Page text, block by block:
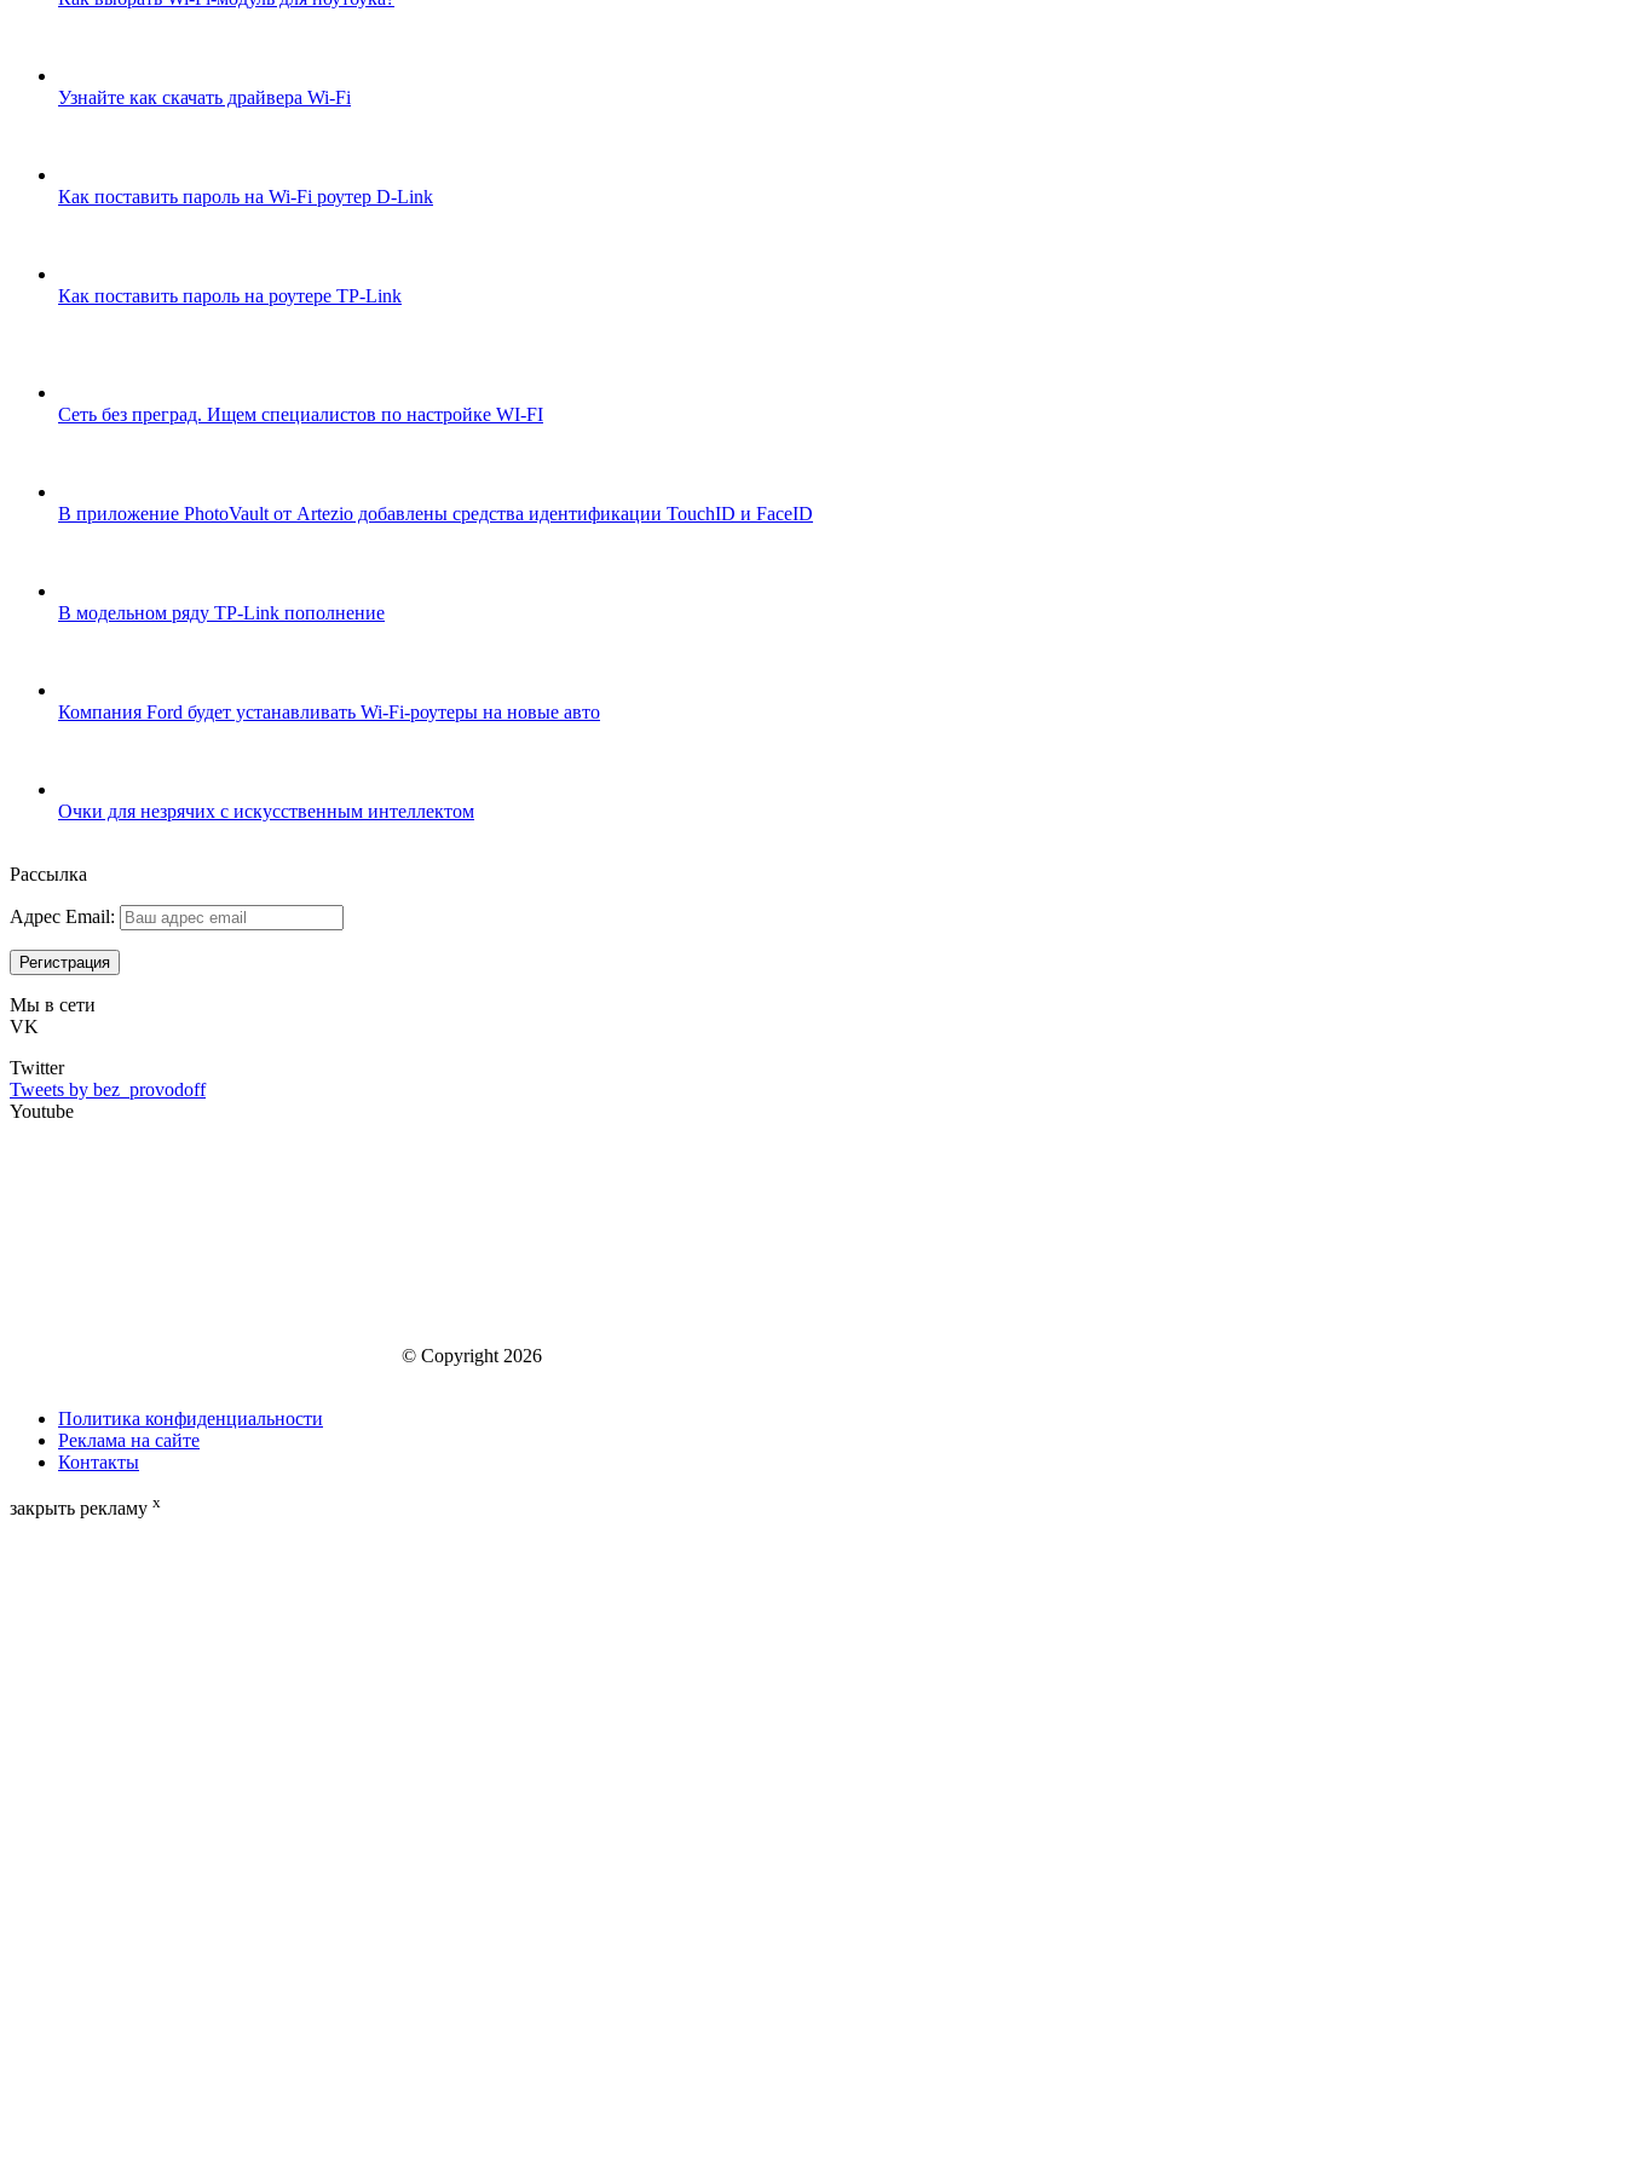
Узнайте как скачать драйвера Wi-Fi
Как поставить пароль на Wi-Fi роутер D-Link
Как поставить пароль на роутере TP-Link
Сеть без преград. Ищем специалистов по настройке WI-FI
В приложение PhotoVault от Artezio добавлены средства идентификации TouchID и FaceID
В модельном ряду TP-Link пополнение
Компания Ford будет устанавливать Wi-Fi-роутеры на новые авто
Очки для незрячих с искусственным интеллектом
Рассылка
Адрес Email:
Мы в сети
VK
Twitter
Tweets by bez_provodoff
Youtube
© Copyright 2026
Политика конфиденциальности
Реклама на сайте
Контакты
закрыть рекламу x